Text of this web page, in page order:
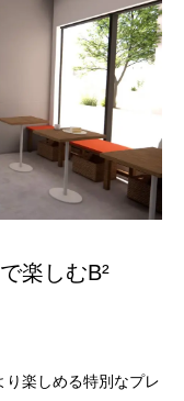
楽しむB²
楽しめる特別なプレ